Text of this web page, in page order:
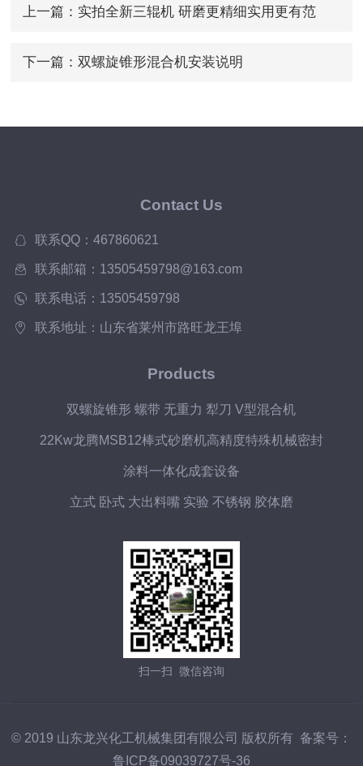
上一篇： 实拍全新三辊机 研磨更精细实用更有范
下一篇： 双螺旋锥形混合机安装说明
Contact Us
联系QQ：467860621
联系邮箱：13505459798@163.com
联系电话：13505459798
联系地址：山东省莱州市路旺龙王埠
Products
双螺旋锥形 螺带 无重力 犁刀 V型混合机
22Kw龙腾MSB12棒式砂磨机高精度特殊机械密封
涂料一体化成套设备
立式 卧式 大出料嘴 实验 不锈钢 胶体磨
扫一扫 微信咨询
© 2019 山东龙兴化工机械集团有限公司 版权所有 备案号：
鲁ICP备09039727号-36